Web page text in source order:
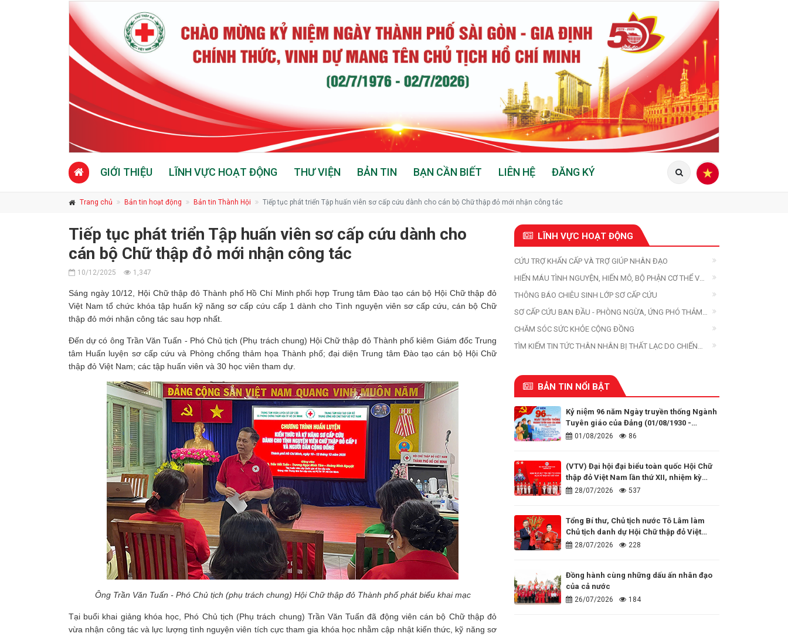
GIỚI THIỆU LĨNH VỰC HOẠT ĐỘNG THƯ VIỆN BẢN TIN BẠN CẦN BIẾT LIÊN HỆ ĐĂNG KÝ
Trang chủ Bản tin hoạt động Bản tin Thành Hội Tiếp tục phát triển Tập huấn viên sơ cấp cứu dành cho cán bộ Chữ thập đỏ mới nhận công tác
Tiếp tục phát triển Tập huấn viên sơ cấp cứu dành cho
cán bộ Chữ thập đỏ mới nhận công tác
10/12/2025 1,347
Sáng ngày 10/12, Hội Chữ thập đỏ Thành phố Hồ Chí Minh phối hợp Trung tâm Đào tạo cán bộ Hội Chữ thập đỏ
Việt Nam tổ chức khóa tập huấn kỹ năng sơ cấp cứu cấp 1 dành cho Tình nguyện viên sơ cấp cứu, cán bộ Chữ
thập đỏ mới nhận công tác sau hợp nhất.
Đến dự có ông Trần Văn Tuấn - Phó Chủ tịch (Phụ trách chung) Hội Chữ thập đỏ Thành phố kiêm Giám đốc Trung
tâm Huấn luyện sơ cấp cứu và Phòng chống thảm họa Thành phố; đại diện Trung tâm Đào tạo cán bộ Hội Chữ
thập đỏ Việt Nam; các tập huấn viên và 30 học viên tham dự.
Ông Trần Văn Tuấn - Phó Chủ tịch (phụ trách chung) Hội Chữ thập đỏ Thành phố phát biểu khai mạc
Tại buổi khai giảng khóa học, Phó Chủ tịch (Phụ trách chung) Trần Văn Tuấn đã động viên cán bộ Chữ thập đỏ
vừa nhận công tác và lực lượng tình nguyện viên tích cực tham gia khóa học nhằm cập nhật kiến thức, kỹ năng sơ
LĨNH VỰC HOẠT ĐỘNG
CỨU TRỢ KHẨN CẤP VÀ TRỢ GIÚP NHÂN ĐẠO
HIẾN MÁU TÌNH NGUYỆN, HIẾN MÔ, BỘ PHẬN CƠ THỂ VÀ
HIẾN XÁC
THÔNG BÁO CHIÊU SINH LỚP SƠ CẤP CỨU
SƠ CẤP CỨU BAN ĐẦU - PHÒNG NGỪA, ỨNG PHÓ THẢM
HỌA
CHĂM SÓC SỨC KHỎE CỘNG ĐỒNG
TÌM KIẾM TIN TỨC THÂN NHÂN BỊ THẤT LẠC DO CHIẾN
BẢN TIN NỔI BẬT
Kỷ niệm 96 năm Ngày truyền thống Ngành
Tuyên giáo của Đảng (01/08/1930 -
01/08/2026)
01/08/2026 86
(VTV) Đại hội đại biểu toàn quốc Hội Chữ
thập đỏ Việt Nam lần thứ XII, nhiệm kỳ
2026 - 2031
28/07/2026 537
Tổng Bí thư, Chủ tịch nước Tô Lâm làm
Chủ tịch danh dự Hội Chữ thập đỏ Việt
Nam28/07/2026 228
Đồng hành cùng những dấu ấn nhân đạo
của cả nước
26/07/2026 184